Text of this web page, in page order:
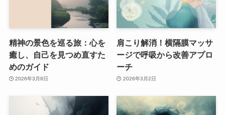
精神の景色を巡る旅：心を
癒し、自己を見つめ直すた
めのガイド
2026年3月8日
肩こり解消！横隔膜マッサ
ージで呼吸から改善アプロ
ーチ
2026年3月2日